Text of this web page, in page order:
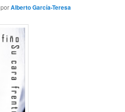
porAlberto García-Teresa